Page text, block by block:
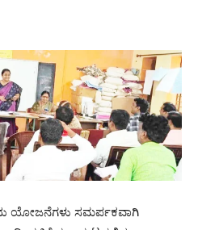
ಯೋಜನೆಗಳು ಸಮರ್ಪಕವಾಗಿ